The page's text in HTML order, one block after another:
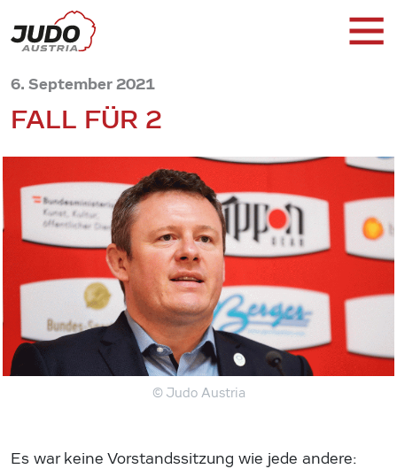
6. September 2021
FALL FÜR 2
© Judo Austria
Es war keine Vorstandssitzung wie jede andere: